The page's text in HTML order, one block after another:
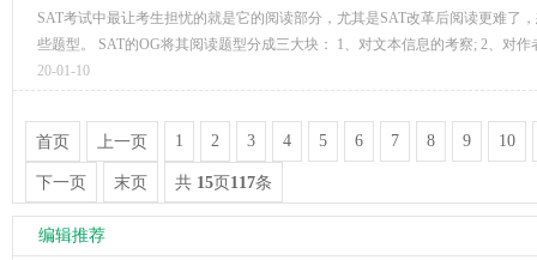
SAT考试中最让考生担忧的就是它的阅读部分，尤其是SAT改革后阅读更难了
些题型。 SAT的OG将其阅读题型分成三大块： 1、对文本信息的考察; 2、对
20-01-10
首页 上一页 1 2 3 4 5 6 7 8 9 10
下一页 末页 共 15页 117条
编辑推荐